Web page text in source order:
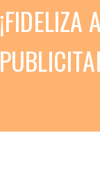
¡FIDELIZA